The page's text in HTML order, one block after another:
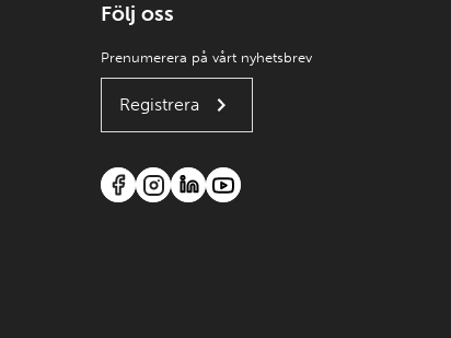
Följ oss
Prenumerera på vårt nyhetsbrev
Registrera